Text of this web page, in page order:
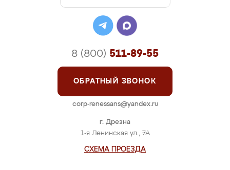
г. Дрезна
1-я Ленинская ул., 7А
СХЕМА ПРОЕЗДА
8 (800) 511-89-55
ОБРАТНЫЙ ЗВОНОК
corp-renessans@yandex.ru